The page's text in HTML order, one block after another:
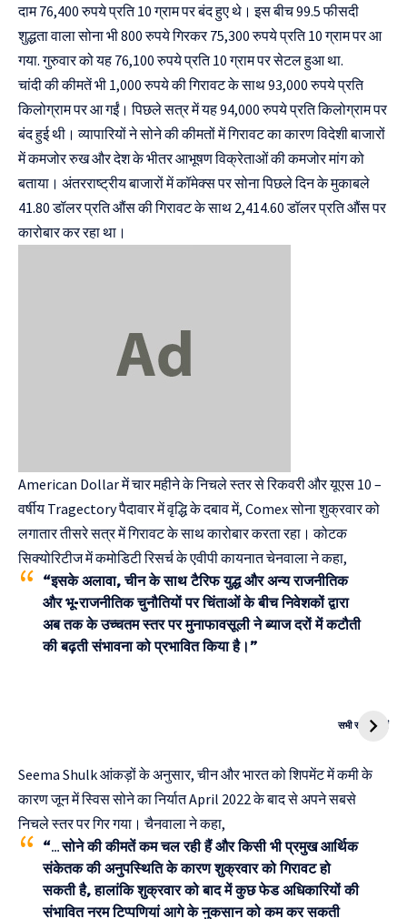
दाम 76,400 रुपये प्रति 10 ग्राम पर बंद हुए थे। इस बीच 99.5 फीसदी
शुद्धता वाला सोना भी 800 रुपये गिरकर 75,300 रुपये प्रति 10 ग्राम पर आ
गया. गुरुवार को यह 76,100 रुपये प्रति 10 ग्राम पर सेटल हुआ था.
चांदी की कीमतें भी 1,000 रुपये की गिरावट के साथ 93,000 रुपये प्रति
किलोग्राम पर आ गईं। पिछले सत्र में यह 94,000 रुपये प्रति किलोग्राम पर
बंद हुई थी। व्यापारियों ने सोने की कीमतों में गिरावट का कारण विदेशी बाजारों
में कमजोर रुख और देश के भीतर आभूषण विक्रेताओं की कमजोर मांग को
बताया। अंतरराष्ट्रीय बाजारों में कॉमेक्स पर सोना पिछले दिन के मुकाबले
41.80 डॉलर प्रति औंस की गिरावट के साथ 2,414.60 डॉलर प्रति औंस पर
कारोबार कर रहा था।
American Dollar में चार महीने के निचले स्तर से रिकवरी और यूएस 10 –
वर्षीय Tragectory पैदावार में वृद्धि के दबाव में, Comex सोना शुक्रवार को
लगातार तीसरे सत्र में गिरावट के साथ कारोबार करता रहा। कोटक
सिक्योरिटीज में कमोडिटी रिसर्च के एवीपी कायनात चेनवाला ने कहा,
“इसके अलावा, चीन के साथ टैरिफ युद्ध और अन्य राजनीतिक
और भू-राजनीतिक चुनौतियों पर चिंताओं के बीच निवेशकों द्वारा
अब तक के उच्चतम स्तर पर मुनाफावसूली ने ब्याज दरों में कटौती
की बढ़ती संभावना को प्रभावित किया है।”
सभी स्टोरी देखें
Kanya Vivah
Seema Shulk आंकड़ों के अनुसार, चीन और भारत को शिपमेंट में कमी के
कारण जून में स्विस सोने का निर्यात April 2022 के बाद से अपने सबसे
निचले स्तर पर गिर गया। चैनवाला ने कहा,
“…सोने की कीमतें कम चल रही हैं और किसी भी प्रमुख आर्थिक
संकेतक की अनुपस्थिति के कारण शुक्रवार को गिरावट हो
सकती है, हालांकि शुक्रवार को बाद में कुछ फेड अधिकारियों की
संभावित नरम टिप्पणियां आगे के नुकसान को कम कर सकती